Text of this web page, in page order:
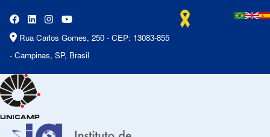
Rua Carlos Gomes, 250 - CEP: 13083-855
- Campinas, SP, Brasil